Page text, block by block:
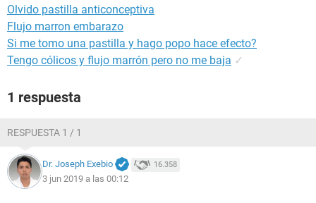
Olvido pastilla anticonceptiva
Flujo marron embarazo
Si me tomo una pastilla y hago popo hace efecto?
Tengo cólicos y flujo marrón pero no me baja ✓
1 respuesta
RESPUESTA 1 / 1
Dr. Joseph Exebio 16.358
3 jun 2019 a las 00:12